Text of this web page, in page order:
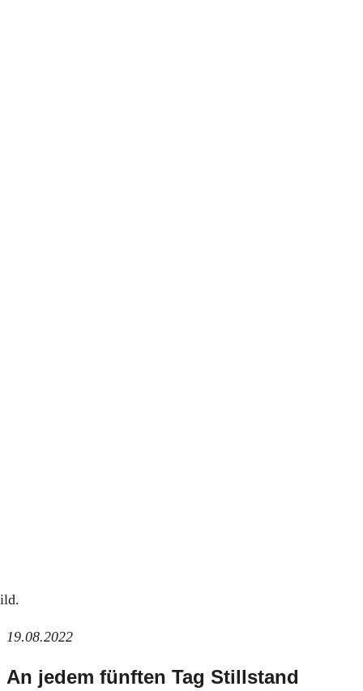
19.08.2022
An jedem fünften Tag Stillstand